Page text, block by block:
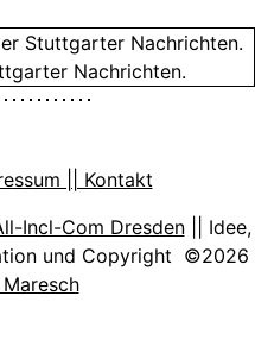
|| Kontakt
Incl-Com Dresden|| Idee,
und Copyright ©2026